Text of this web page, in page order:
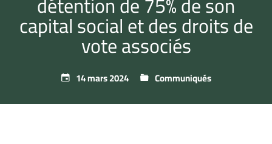
capital social et des droits de
vote associés
14 mars 2024 Communiqués